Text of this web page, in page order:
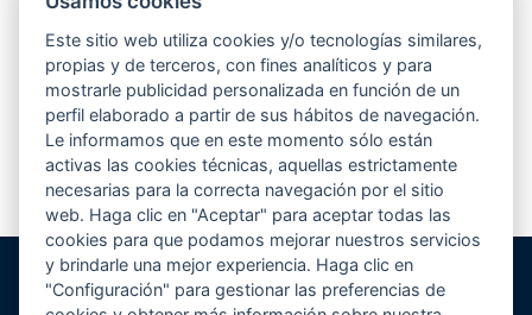
Gunitec Pool Spa, s.l.
Este sitio web utiliza cookies y/o tecnologías similares,
propias y de terceros, con fines analíticos y para
mostrarle publicidad personalizada en función de un
perfil elaborado a partir de sus hábitos de navegación.
Le informamos que en este momento sólo están
activas las cookies técnicas, aquellas estrictamente
necesarias para la correcta navegación por el sitio
web. Haga clic en "Aceptar" para aceptar todas las
cookies para que podamos mejorar nuestros servicios
y brindarle una mejor experiencia. Haga clic en
"Configuración" para gestionar las preferencias de